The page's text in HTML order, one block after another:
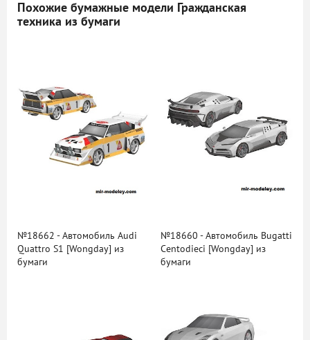
Похожие бумажные модели Гражданская
техника из бумаги
№18662 - Автомобиль Audi
Quattro S1 [Wongday] из
бумаги
№18660 - Автомобиль Bugatti
Centodieci [Wongday] из
бумаги